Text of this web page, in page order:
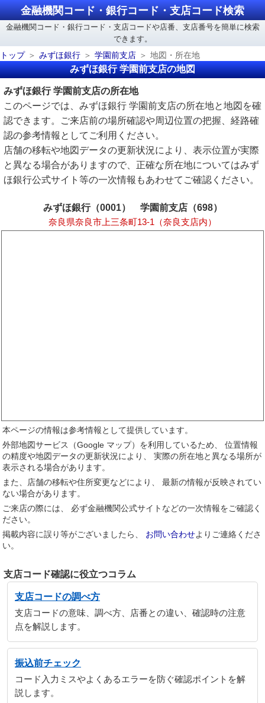
金融機関コード・銀行コード・支店コード検索
金融機関コード・銀行コード・支店コードや店番、支店番号を簡単に検索
できます。
トップ
みずほ銀行 学園前支店 地図・所在地
みずほ銀行 学園前支店の地図
みずほ銀行 学園前支店の所在地
このページでは、みずほ銀行 学園前支店の所在地と地図を確
認できます。ご来店前の場所確認や周辺位置の把握、経路確
認の参考情報としてご利用ください。
店舗の移転や地図データの更新状況により、表示位置が実際
と異なる場合がありますので、正確な所在地についてはみず
ほ銀行公式サイト等の一次情報もあわせてご確認ください。
みずほ銀行（0001） 学園前支店（698）
奈良県奈良市上三条町13-1（奈良支店内）
本ページの情報は参考情報として提供しています。
外部地図サービス（Google マップ）を利用しているため、 位置情報
の精度や地図データの更新状況により、 実際の所在地と異なる場所が
表示される場合があります。
また、店舗の移転や住所変更などにより、 最新の情報が反映されてい
ない場合があります。
ご来店の際には、 必ず金融機関公式サイトなどの一次情報をご確認く
ださい。
掲載内容に誤り等がございましたら、 お問い合わせよりご連絡くださ
い。
支店コード確認に役立つコラム
支店コードの調べ方
支店コードの意味、調べ方、店番との違い、確認時の注意
点を解説します。
振込前チェック
コード入力ミスやよくあるエラーを防ぐ確認ポイントを解
説します。